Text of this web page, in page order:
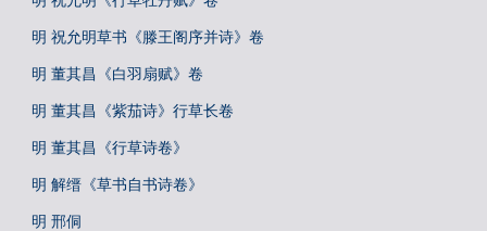
明 祝允明草书《滕王阁序并诗》卷
明 董其昌《白羽扇赋》卷
明 董其昌《紫茄诗》行草长卷
明 董其昌《行草诗卷》
明 解缙《草书自书诗卷》
明 邢侗